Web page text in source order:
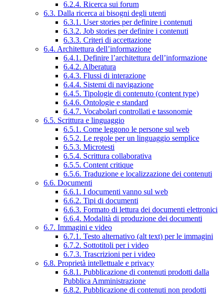
6.2.4. Ricerca sui forum
6.3. Dalla ricerca ai bisogni degli utenti
6.3.1. User stories per definire i contenuti
6.3.2. Job stories per definire i contenuti
6.3.3. Criteri di accettazione
6.4. Architettura dell’informazione
6.4.1. Definire l’architettura dell’informazione
6.4.2. Alberatura
6.4.3. Flussi di interazione
6.4.4. Sistemi di navigazione
6.4.5. Tipologie di contenuto (content type)
6.4.6. Ontologie e standard
6.4.7. Vocabolari controllati e tassonomie
6.5. Scrittura e linguaggio
6.5.1. Come leggono le persone sul web
6.5.2. Le regole per un linguaggio semplice
6.5.3. Microtesti
6.5.4. Scrittura collaborativa
6.5.5. Content critique
6.5.6. Traduzione e localizzazione dei contenuti
6.6. Documenti
6.6.1. I documenti vanno sul web
6.6.2. Tipi di documenti
6.6.3. Formato di lettura dei documenti elettronici
6.6.4. Modalità di produzione dei documenti
6.7. Immagini e video
6.7.1. Testo alternativo (alt text) per le immagini
6.7.2. Sottotitoli per i video
6.7.3. Trascrizioni per i video
6.8. Proprietà intellettuale e privacy
6.8.1. Pubblicazione di contenuti prodotti dalla
Pubblica Amministrazione
6.8.2. Pubblicazione di contenuti non prodotti